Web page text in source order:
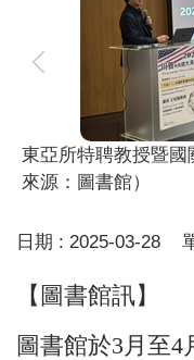
東亞所特聘教授暨
來源：圖書館）
日期 : 2025-03-28
【圖書館訊】
圖書館於3月至4